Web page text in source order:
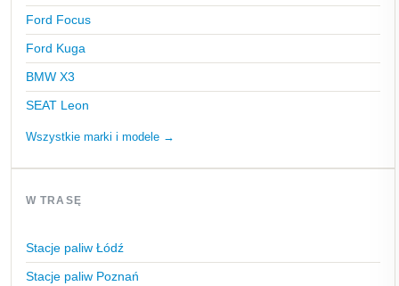
Ford Focus
Ford Kuga
BMW X3
SEAT Leon
Wszystkie marki i modele →
W TRASĘ
Stacje paliw Łódź
Stacje paliw Poznań